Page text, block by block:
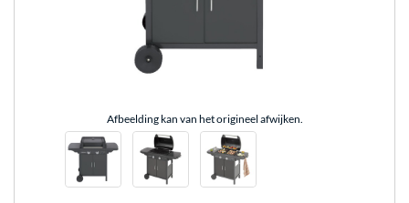
Afbeelding kan van het origineel afwijken.